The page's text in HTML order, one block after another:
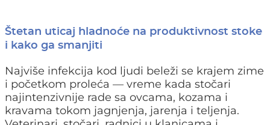
Štetan uticaj hladnoće na produktivnost stoke
i kako ga smanjiti
Najviše infekcija kod ljudi beleži se krajem zime
i početkom proleća — vreme kada stočari
najintenzivnije rade sa ovcama, kozama i
kravama tokom jagnjenja, jarenja i teljenja.